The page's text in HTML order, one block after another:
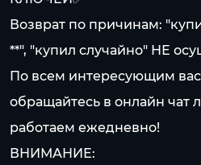
Возврат по причинам:
**", "купил случайно" НЕ
По всем интересующим
обращайтесь в онлайн чат
работаем ежедневно!
ВНИМАНИЕ: